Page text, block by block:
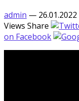
admin — 26.01.2022
Views Share
on Facebook